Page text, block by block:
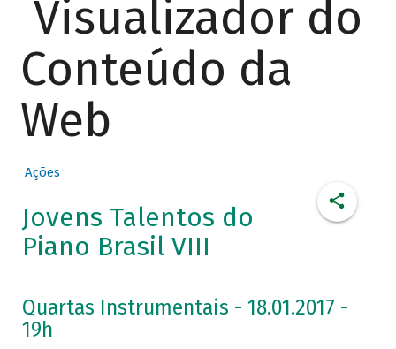
Visualizador do
Conteúdo da
Web
Ações
Jovens Talentos do
Piano Brasil VIII
Quartas Instrumentais - 18.01.2017 -
19h